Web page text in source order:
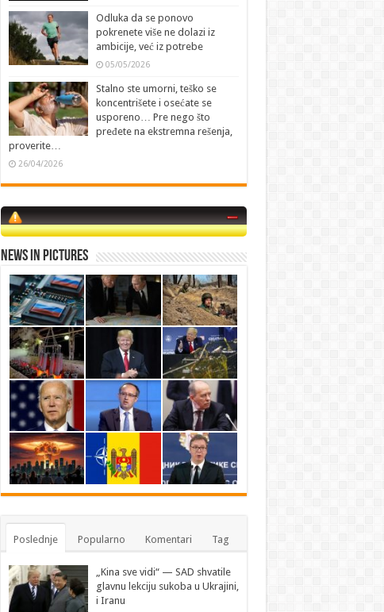
Odluka da se ponovo
pokrenete više ne dolazi iz
ambicije, već iz potrebe
05/05/2026
Stalno ste umorni, teško se
koncentrišete i osećate se
usporeno… Pre nego što
pređete na ekstremna rešenja,
proverite…
26/04/2026
News in Pictures
Poslednje Popularno Komentari Tag
„Kina sve vidi“ — SAD shvatile
glavnu lekciju sukoba u Ukrajini,
i Iranu